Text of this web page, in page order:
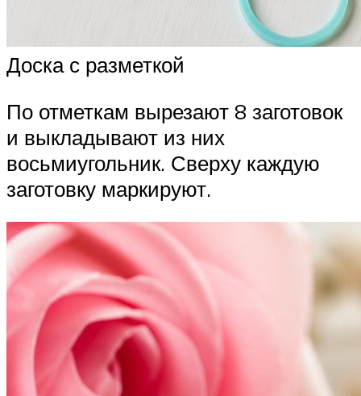
Доска с разметкой
По отметкам вырезают 8 заготовок
и выкладывают из них
восьмиугольник. Сверху каждую
заготовку маркируют.